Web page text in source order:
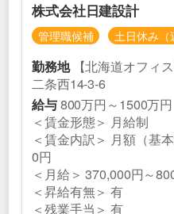
株式会社日建設計
管理職候補 土日休み（
勤務地【北海道オフィ
二条西14-3-6
給与800万円～1500万円
＜賃金形態＞ 月給制
＜賃金内訳＞ 月額（基
0円
＜月給＞ 370,000円～
＜昇給有無＞ 有
＜残業手当＞ 有